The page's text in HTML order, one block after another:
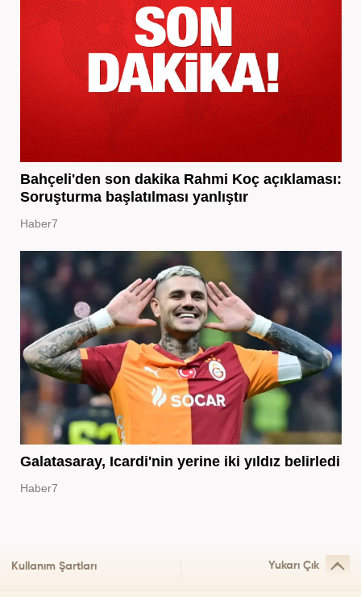
Bahçeli'den son dakika Rahmi Koç açıklaması:
Soruşturma başlatılması yanlıştır
Haber7
Galatasaray, Icardi'nin yerine iki yıldız belirledi
Haber7
Kullanım Şartları Yukarı Çık